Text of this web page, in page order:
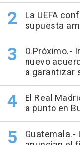
La UEFA
supuesta
O.Próximo.-
nuevo
a garantizar
El Real
a punto en
Guatemala.-